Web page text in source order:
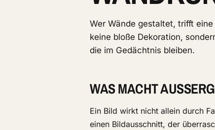
Wer Wände gestaltet, trifft
keine bloße Dekoration,
die im Gedächtnis bleiben.
WAS MACHT
Ein Bild wirkt nicht allein durch
einen Bildausschnitt, der